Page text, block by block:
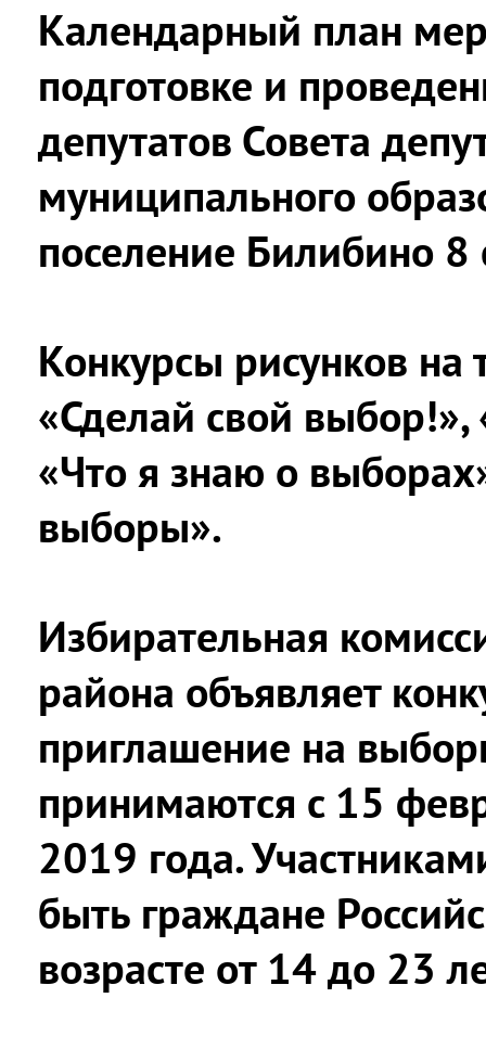
Календарный план
подготовке и
депутатов Совета
муниципального
поселение Билибино 8
Конкурсы рисунков на
«Сделай свой
«Что я знаю о
выборы».
Избирательная
района объявляет
приглашение на
принимаются с 15
2019 года.
быть граждане
возрасте от 14 до 23